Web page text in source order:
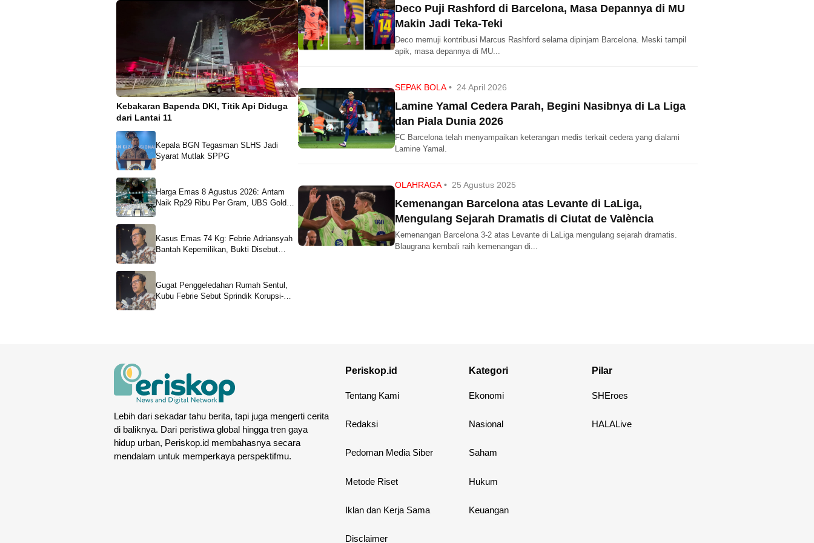
Kebakaran Bapenda DKI, Titik Api Diduga
dari Lantai 11
Kepala BGN Tegasman SLHS Jadi
Syarat Mutlak SPPG
Harga Emas 8 Agustus 2026: Antam
Naik Rp29 Ribu Per Gram, UBS Gold
Kasus Emas 74 Kg: Febrie Adriansyah
Bantah Kepemilikan, Bukti Disebut
Gugat Penggeledahan Rumah Sentul,
Kubu Febrie Sebut Sprindik Korupsi-
Deco Puji Rashford di Barcelona, Masa Depannya di MU
Makin Jadi Teka-Teki
Deco memuji kontribusi Marcus Rashford selama dipinjam Barcelona. Meski tampil
apik, masa depannya di MU...
SEPAK BOLA• 24 April 2026
Lamine Yamal Cedera Parah, Begini Nasibnya di La Liga
dan Piala Dunia 2026
FC Barcelona telah menyampaikan keterangan medis terkait cedera yang dialami
Lamine Yamal.
OLAHRAGA• 25 Agustus 2025
Kemenangan Barcelona atas Levante di LaLiga,
Mengulang Sejarah Dramatis di Ciutat de València
Kemenangan Barcelona 3-2 atas Levante di LaLiga mengulang sejarah dramatis.
Blaugrana kembali raih kemenangan di...
Lebih dari sekadar tahu berita, tapi juga mengerti cerita
di baliknya. Dari peristiwa global hingga tren gaya
hidup urban, Periskop.id membahasnya secara
mendalam untuk memperkaya perspektifmu.
Periskop.id
Tentang Kami
Redaksi
Pedoman Media Siber
Metode Riset
Iklan dan Kerja Sama
Disclaimer
Kategori
Ekonomi
Nasional
Saham
Hukum
Keuangan
Pilar
SHEroes
HALALive